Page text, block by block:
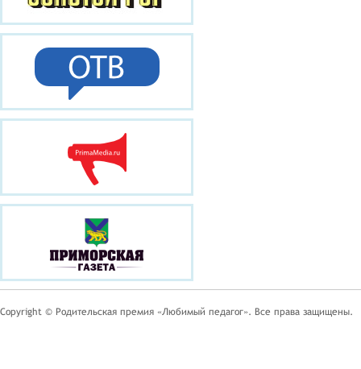
Copyright © Родительская премия «Любимый педагог». Все права защищены.